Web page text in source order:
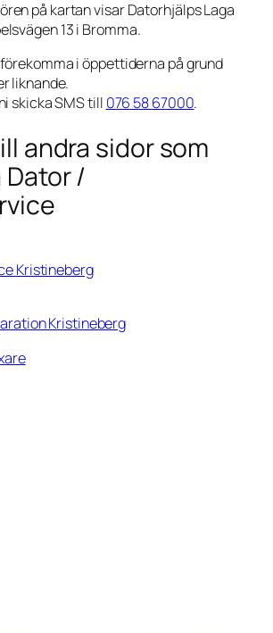
på kartan visar Datorhjälps Laga
13 i Bromma.
i öppettiderna på grund
liknande.
skicka SMS till 076 58 67000.
andra sidor som
Dator /
Kristineberg
Kristineberg